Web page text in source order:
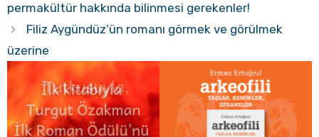
permakültür hakkında bilinmesi gerekenler!
Filiz Aygündüz’ün romanı görmek ve görülmek
üzerine